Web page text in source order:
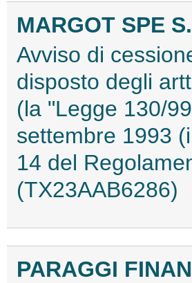
MARGOT SPE
Avviso di
disposto degli
(la "Legge 130/
settembre 1993
14 del
(TX23AAB6286)
PARAGGI